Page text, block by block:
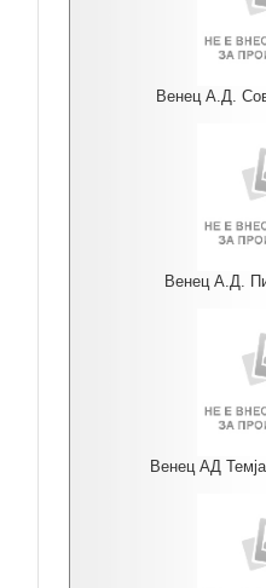
Венец А.Д.
Венец А.Д.
Венец АД